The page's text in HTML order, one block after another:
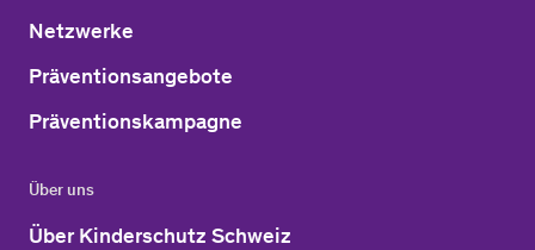
Netzwerke
Präventionsangebote
Präventionskampagne
Über uns
Über Kinderschutz Schweiz